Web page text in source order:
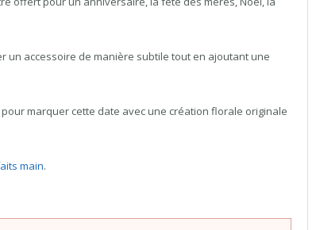
un accessoire de manière subtile tout en ajoutant une
marquer cette date avec une création florale originale
main.